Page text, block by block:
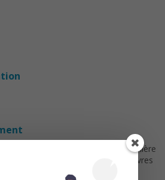
ce MOOC est de donner une première
la poésie numérique : quelles œuvres